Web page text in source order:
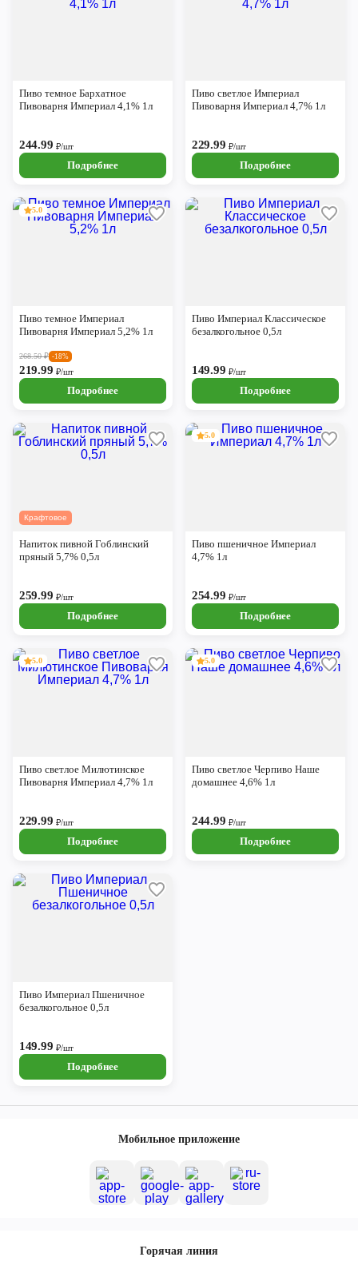
Пиво темное Бархатное
Пивоварня Империал 4,1% 1л
244.99 ₽/шт
Подробнее
Пиво светлое Империал
Пивоварня Империал 4,7% 1л
229.99 ₽/шт
Подробнее
5.0
Пиво темное Империал
Пивоварня Империал 5,2% 1л
268.50₽ -18%
219.99 ₽/шт
Подробнее
Пиво Империал Классическое
безалкогольное 0,5л
149.99 ₽/шт
Подробнее
Крафтовое
Напиток пивной Гоблинский
пряный 5,7% 0,5л
259.99 ₽/шт
Подробнее
5.0
Пиво пшеничное Империал
4,7% 1л
254.99 ₽/шт
Подробнее
5.0
Пиво светлое Милютинское
Пивоварня Империал 4,7% 1л
229.99 ₽/шт
Подробнее
5.0
Пиво светлое Черпиво Наше
домашнее 4,6% 1л
244.99 ₽/шт
Подробнее
Пиво Империал Пшеничное
безалкогольное 0,5л
149.99 ₽/шт
Подробнее
Мобильное приложение
Горячая линия